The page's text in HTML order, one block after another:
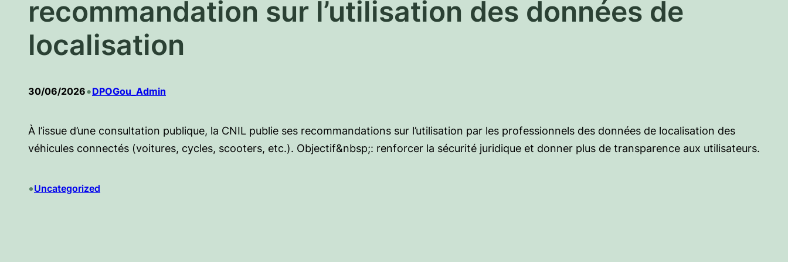
recommandation sur l’utilisation des données de
localisation
30/06/2026•DPOGou_Admin
À l’issue d’une consultation publique, la CNIL publie ses recommandations sur l’utilisation par les professionnels des données de localisation des
véhicules connectés (voitures, cycles, scooters, etc.). Objectif&nbsp;: renforcer la sécurité juridique et donner plus de transparence aux utilisateurs.
•Uncategorized